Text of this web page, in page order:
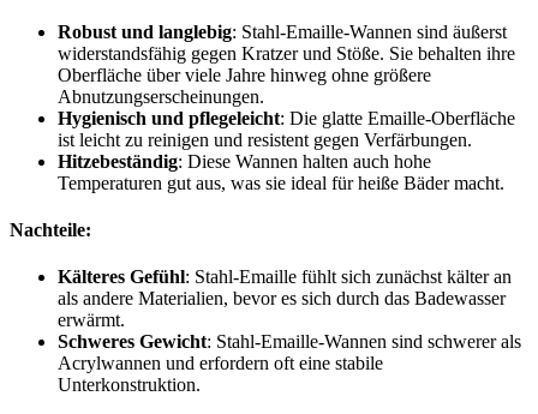
Robust und langlebig: Stahl-Emaille-Wannen sind äußerst
widerstandsfähig gegen Kratzer und Stöße. Sie behalten ihre
Oberfläche über viele Jahre hinweg ohne größere
Abnutzungserscheinungen.
Hygienisch und pflegeleicht: Die glatte Emaille-Oberfläche
ist leicht zu reinigen und resistent gegen Verfärbungen.
Hitzebeständig: Diese Wannen halten auch hohe
Temperaturen gut aus, was sie ideal für heiße Bäder macht.
Nachteile:
Kälteres Gefühl: Stahl-Emaille fühlt sich zunächst kälter an
als andere Materialien, bevor es sich durch das Badewasser
erwärmt.
Schweres Gewicht: Stahl-Emaille-Wannen sind schwerer als
Acrylwannen und erfordern oft eine stabile
Unterkonstruktion.